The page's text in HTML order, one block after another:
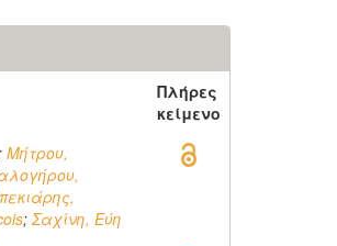
Πλήρες
κείμενο
Μήτρου,
;Σαχίνη, Εύη